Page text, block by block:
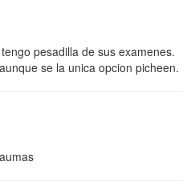
pesadilla de sus examenes.
se la unica opcion picheen.